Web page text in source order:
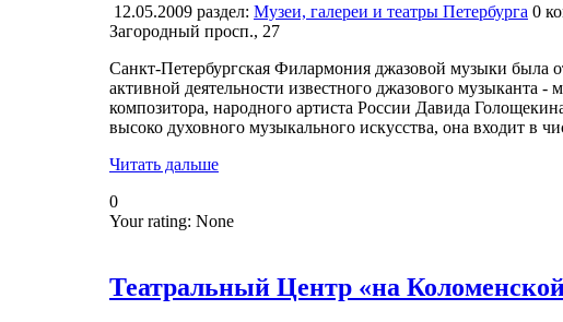
12.05.2009 раздел: Музеи, галереи и театры Петербурга 0
Загородный просп., 27
Санкт-Петербургская Филармония джазовой музыки была
активной деятельности известного джазового музыканта
композитора, народного артиста России Давида
высоко духовного музыкального искусства, она входит в
Читать дальше
0
Your rating: None
Театральный Центр «на